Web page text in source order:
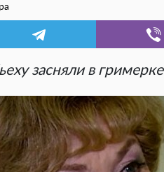
засняли в гримерке